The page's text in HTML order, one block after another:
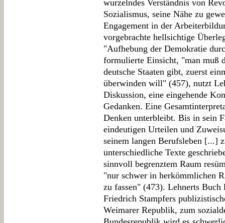
wurzelndes Verständnis von
Sozialismus, seine Nähe zu
Engagement in der
vorgebrachte hellsichtige
"Aufhebung der Demokratie
formulierte Einsicht, "man muß
deutsche Staaten gibt, zuerst
überwinden will" (457), nutzt
Diskussion, eine eingehende
Gedanken. Eine
Denken unterbleibt. Bis in sein
eindeutigen Urteilen und
seinem langen Berufsleben [...]
unterschiedliche Texte
sinnvoll begrenztem Raum
"nur schwer in herkömmlichen
zu fassen" (473). Lehnerts
Friedrich Stampfers
Weimarer Republik, zum